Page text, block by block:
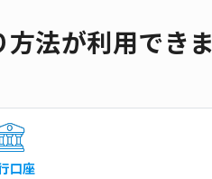
法が利用でき
口座